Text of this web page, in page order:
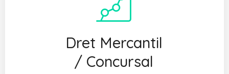
Dret Mercantil
/ Concursal